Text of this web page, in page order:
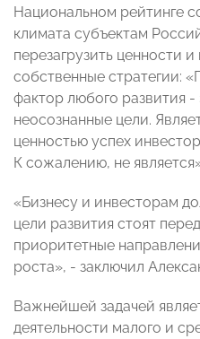
Национальном рейтинге
климата субъектам
перезагрузить ценности
собственные стратегии:
фактор любого развития
неосознанные цели.
ценностью успех
К сожалению, не
«Бизнесу и инвесторам
цели развития стоят
приоритетные
роста», - заключил
Важнейшей задачей
деятельности малого и